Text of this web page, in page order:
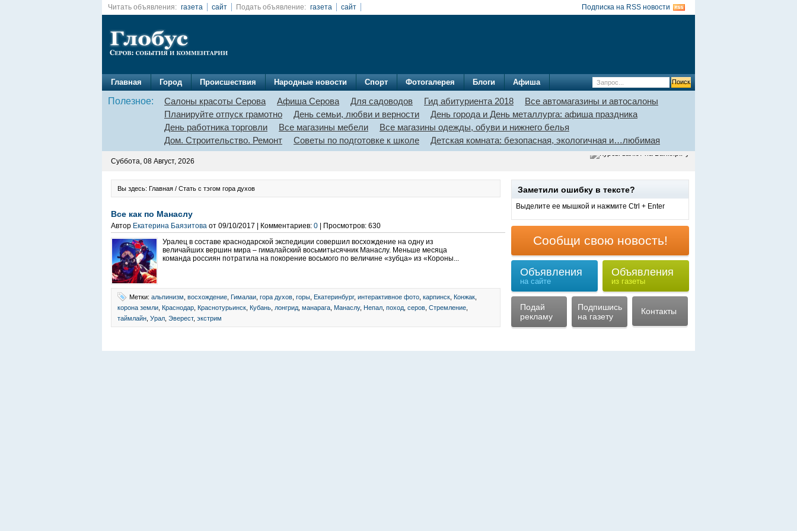
Читать объявления: газета сайт Подать объявление: газета сайт Подписка на RSS новости
Главная Город Происшествия Народные новости Спорт Фотогалерея Блоги Афиша
Полезное: Салоны красоты Серова Афиша Серова Для садоводов Гид абитуриента 2018
Все автомагазины и автосалоны
Планируйте отпуск грамотно
День семьи, любви и верности
День города и День металлурга: афиша праздника
День работника торговли
Все магазины мебели
Все магазины одежды, обуви и нижнего белья
Дом. Строительство. Ремонт
Советы по подготовке к школе Детская комната: безопасная, экологичная и…любимая
Суббота, 08 Август, 2026
Вы здесь: Главная / Стать с тэгом гора духов
Все как по Манаслу
Автор Екатерина Баязитова от 09/10/2017 | Комментариев: 0 | Просмотров: 630
Уралец в составе краснодарской экспедиции совершил восхождение на одну из
величайших вершин мира – гималайский восьмитысячник Манаслу. Меньше месяца
команда россиян потратила на покорение восьмого по величине «зубца» из «Короны...
Метки: альпинизм восхождение Гималаи гора духов горы Екатеринбург, интерактивное фото карпинск Конжак
корона земли Краснодар Краснотурьинск Кубань лонгрид манарага Манаслу, Непал поход серов Стремление
таймлайн Урал Эверест, экстрим
Заметили ошибку в тексте?
Выделите ее мышкой и нажмите Ctrl + Enter
Сообщи свою новость!
Объявления
на сайте
Объявления
из газеты
Подай
рекламу
Подпишись
на газету
Контакты